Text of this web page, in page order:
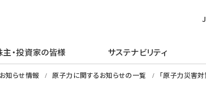
ごあいさつ
再生可能エネルギー
主・投資家の皆様
経営方針
サステナビリティ
TOPメッセージ
新卒採用
プレスリリース
ピックアップ
知らせ情報 原子力に関するお知らせの一覧 「原子力災害